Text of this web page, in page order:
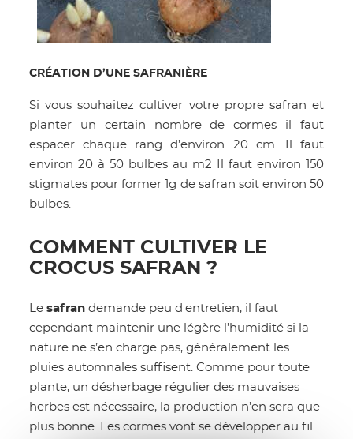
CRÉATION D’UNE SAFRANIÈRE
Si vous souhaitez cultiver votre propre safran et
planter un certain nombre de cormes il faut
espacer chaque rang d’environ 20 cm. Il faut
environ 20 à 50 bulbes au m2 Il faut environ 150
stigmates pour former 1g de safran soit environ 50
bulbes.
COMMENT CULTIVER LE
CROCUS SAFRAN ?
Le safran demande peu d'entretien, il faut
cependant maintenir une légère l’humidité si la
nature ne s’en charge pas, généralement les
pluies automnales suffisent. Comme pour toute
plante, un désherbage régulier des mauvaises
herbes est nécessaire, la production n’en sera que
plus bonne. Les cormes vont se développer au fil